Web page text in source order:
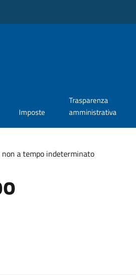
Imposte
Trasparenza
amministrativa
non a tempo indeterminato